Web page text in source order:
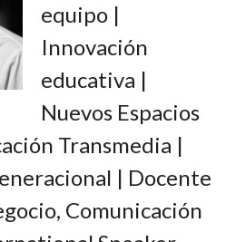
equipo |
Innovación
educativa |
Nuevos Espacios
Transmedia |
| Docente
Comunicación